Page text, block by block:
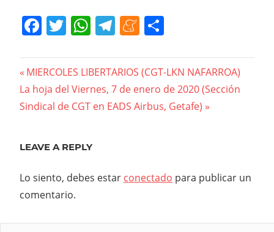
Facebook
Twitter
WhatsApp
Telegram
Meneame
Navegación
de
Previous
Post:
MIERCOLES LIBERTARIOS (CGT-LKN NAFARROA)
Next
Post:
La hoja del Viernes, 7 de enero de 2020 (Sección
Sindical de CGT en EADS Airbus, Getafe)
LEAVE A REPLY
Lo siento, debes estar conectado para publicar un
comentario.